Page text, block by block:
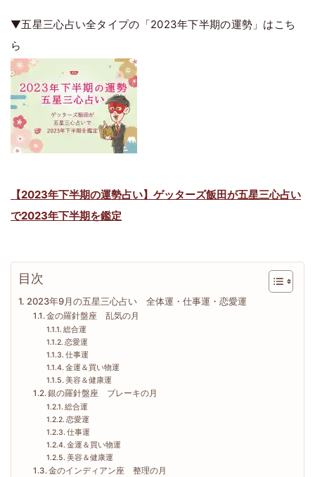
▼五星三心占い全タイプの「2023年下半期の運勢」はこち
ら
【2023年下半期の運勢占い】ゲッターズ飯田が五星三心占い
で2023年下半期を鑑定
目次
2023年9月の五星三心占い 全体運・仕事運・恋愛運
金の羅針盤座 乱気の月
総合運
恋愛運
仕事運
金運＆買い物運
美容＆健康運
銀の羅針盤座 ブレーキの月
総合運
恋愛運
仕事運
金運＆買い物運
美容＆健康運
金のインディアン座 整理の月